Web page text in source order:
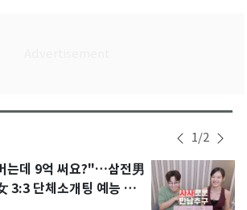
1/2
는데 9억 써요?"…삼전男
3:3 단체소개팅 예능 화